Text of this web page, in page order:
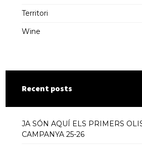
Territori
Wine
Recent posts
JA SÓN AQUÍ ELS PRIMERS
CAMPANYA 25-26